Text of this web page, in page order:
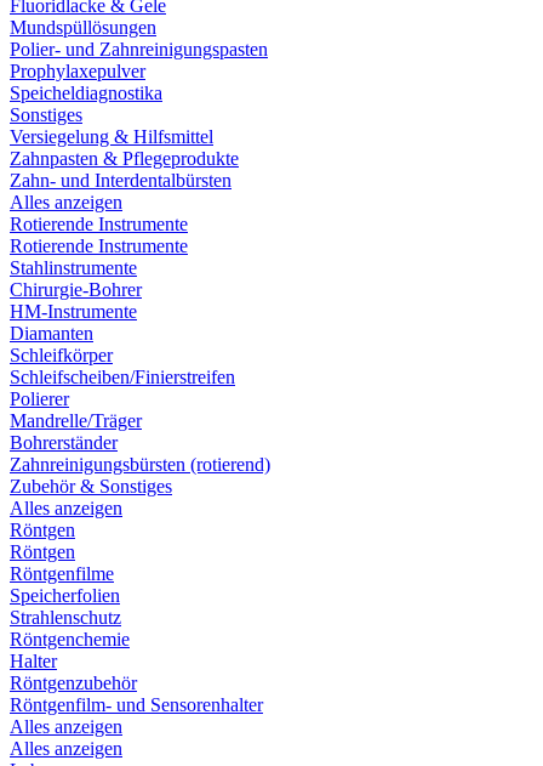
Fluoridlacke & Gele
Mundspüllösungen
Polier- und Zahnreinigungspasten
Prophylaxepulver
Speicheldiagnostika
Sonstiges
Versiegelung & Hilfsmittel
Zahnpasten & Pflegeprodukte
Zahn- und Interdentalbürsten
Alles anzeigen
Rotierende Instrumente
Rotierende Instrumente
Stahlinstrumente
Chirurgie-Bohrer
HM-Instrumente
Diamanten
Schleifkörper
Schleifscheiben/Finierstreifen
Polierer
Mandrelle/Träger
Bohrerständer
Zahnreinigungsbürsten (rotierend)
Zubehör & Sonstiges
Alles anzeigen
Röntgen
Röntgen
Röntgenfilme
Speicherfolien
Strahlenschutz
Röntgenchemie
Halter
Röntgenzubehör
Röntgenfilm- und Sensorenhalter
Alles anzeigen
Alles anzeigen